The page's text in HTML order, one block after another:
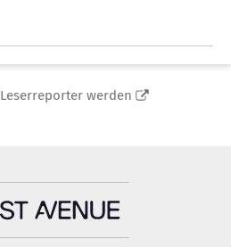
Leserreporter werden